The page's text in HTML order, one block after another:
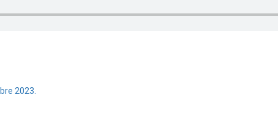
2023.